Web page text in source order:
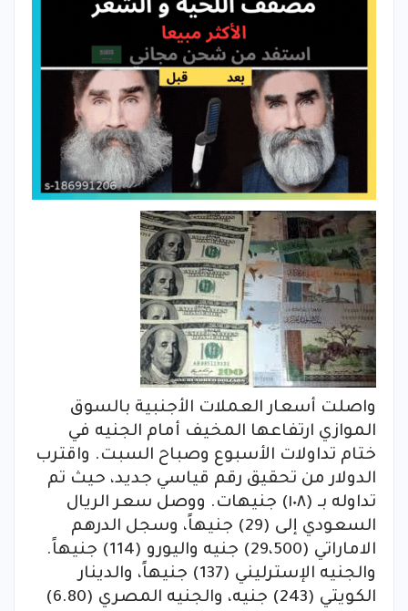
واصلت أسعار العملات الأجنبية بالسوق
الموازي ارتفاعها المخيف أمام الجنيه في
ختام تداولات الأسبوع وصباح السبت. واقترب
الدولار من تحقيق رقم قياسي جديد، حيث تم
تداوله بـ (١٠٨) جنيهات. ووصل سعر الريال
السعودي إلى (29) جنيهاً، وسجل الدرهم
الاماراتي (29،500) جنيه واليورو (114) جنيهاً.
والجنيه الإسترليني (137) جنيهاً، والدينار
الكويتي (243) جنيه، والجنيه المصري (6.80)